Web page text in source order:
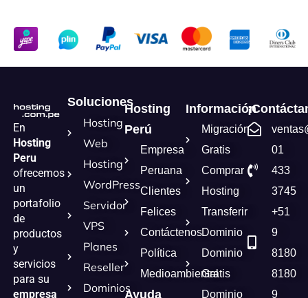
En
Hosting
Peru
ofrecemos
un
portafolio
de
productos
y
servicios
para su
empresa
Soluciones
Hosting
Web
Hosting
WordPress
Servidor
VPS
Planes
Reseller
Dominios
Hosting
Perú
Empresa
Peruana
Clientes
Felices
Contáctenos
Política
Medioambiental
Ayuda
Información
Migración
Gratis
Comprar
Hosting
Transferir
Dominio
Dominio
Gratis
Dominio
01
433
3745
+51
9
8180
8180
9